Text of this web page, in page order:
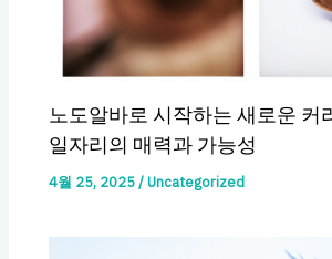
노도알바로 시작하는 새로운 커
일자리의 매력과 가능성
4월 25, 2025/Uncategorized